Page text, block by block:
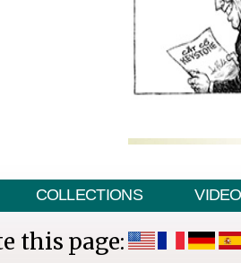
COLLECTIONS VIDEO
this page: